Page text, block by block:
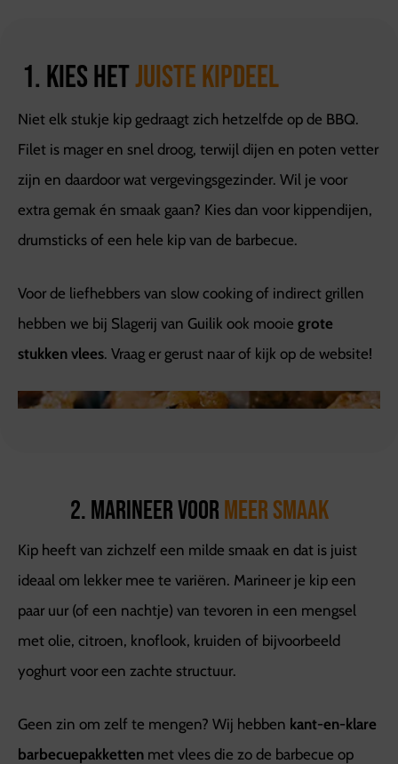
1. Kies hetjuiste kipdeel
Niet elk stukje kip gedraagt zich hetzelfde op de BBQ.
Filet is mager en snel droog, terwijl dijen en poten vetter
zijn en daardoor wat vergevingsgezinder. Wil je voor
extra gemak én smaak gaan? Kies dan voor kippendijen,
drumsticks of een hele kip van de barbecue.
Voor de liefhebbers van slow cooking of indirect grillen
hebben we bij Slagerij van Guilik ook mooie grote
stukken vlees. Vraag er gerust naar of kijk op de website!
2. Marineer voormeer smaak
Kip heeft van zichzelf een milde smaak en dat is juist
ideaal om lekker mee te variëren. Marineer je kip een
paar uur (of een nachtje) van tevoren in een mengsel
met olie, citroen, knoflook, kruiden of bijvoorbeeld
yoghurt voor een zachte structuur.
Geen zin om zelf te mengen? Wij hebben kant-en-klare
barbecuepakketten met vlees die zo de barbecue op